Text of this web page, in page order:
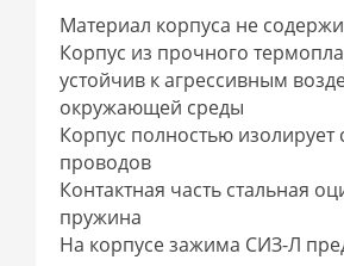
Материал корпуса не
Корпус из прочного
устойчив к агрессивным
окружающей среды
Корпус полностью изолирует
проводов
Контактная часть стальная
пружина
На корпусе зажима СИЗ-Л